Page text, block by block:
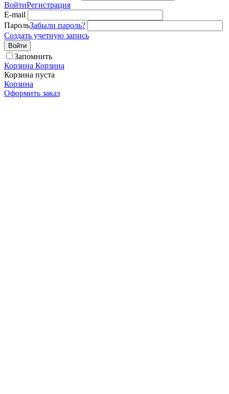
ВойтиРегистрация
E-mail
ПарольЗабыли пароль?
Создать учетную запись
Войти
Запомнить
Корзина Корзина
Корзина пуста
Корзина
Оформить заказ